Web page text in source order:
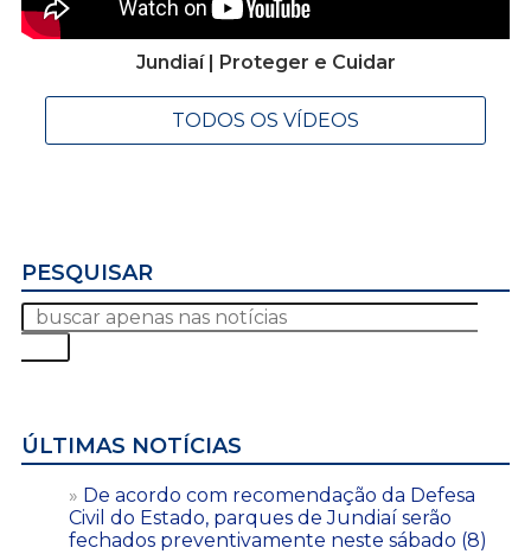
Jundiaí | Proteger e Cuidar
TODOS OS VÍDEOS
PESQUISAR
ÚLTIMAS NOTÍCIAS
De acordo com recomendação da Defesa
Civil do Estado, parques de Jundiaí serão
fechados preventivamente neste sábado (8)